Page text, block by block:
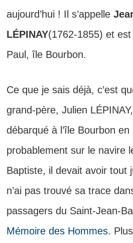
aujourd’hui ! Il s’appelle
LÉPINAY(1762-1855) et
Paul, île Bourbon.
Ce que je sais déjà, c’est
grand-père, Julien
débarqué à l’île Bourbon en
probablement sur le navire
Baptiste, il devait avoir tout
n’ai pas trouvé sa trace
passagers du Saint-Jean-
Mémoire des Hommes.